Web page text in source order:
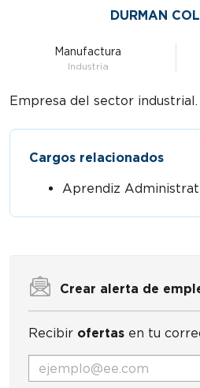
DURMAN
Manufactura
Industria
Empresa del sector industrial.
Cargos relacionados
Aprendiz
Crear alerta de
Recibir ofertas en tu